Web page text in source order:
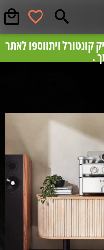
פריק קונטרול
קונטורל ויתווספו לאתר
.
צרכן מומלצים, לקבלת
מוזמנים להתקשר